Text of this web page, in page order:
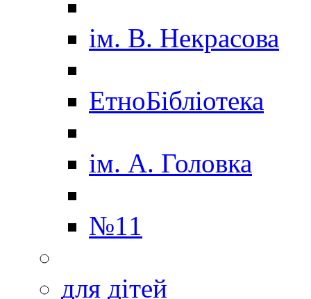
ім. В. Некрасова
ЕтноБібліотека
ім. А. Головка
№11
для дітей